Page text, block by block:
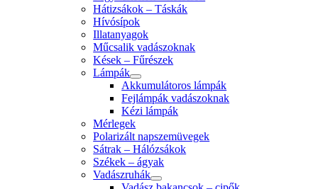
Hátizsákok – Táskák
Hívósípok
Illatanyagok
Műcsalik vadászoknak
Kések – Fűrészek
Lámpák
Akkumulátoros lámpák
Fejlámpák vadászoknak
Kézi lámpák
Mérlegek
Polarizált napszemüvegek
Sátrak – Hálózsákok
Székek – ágyak
Vadászruhák